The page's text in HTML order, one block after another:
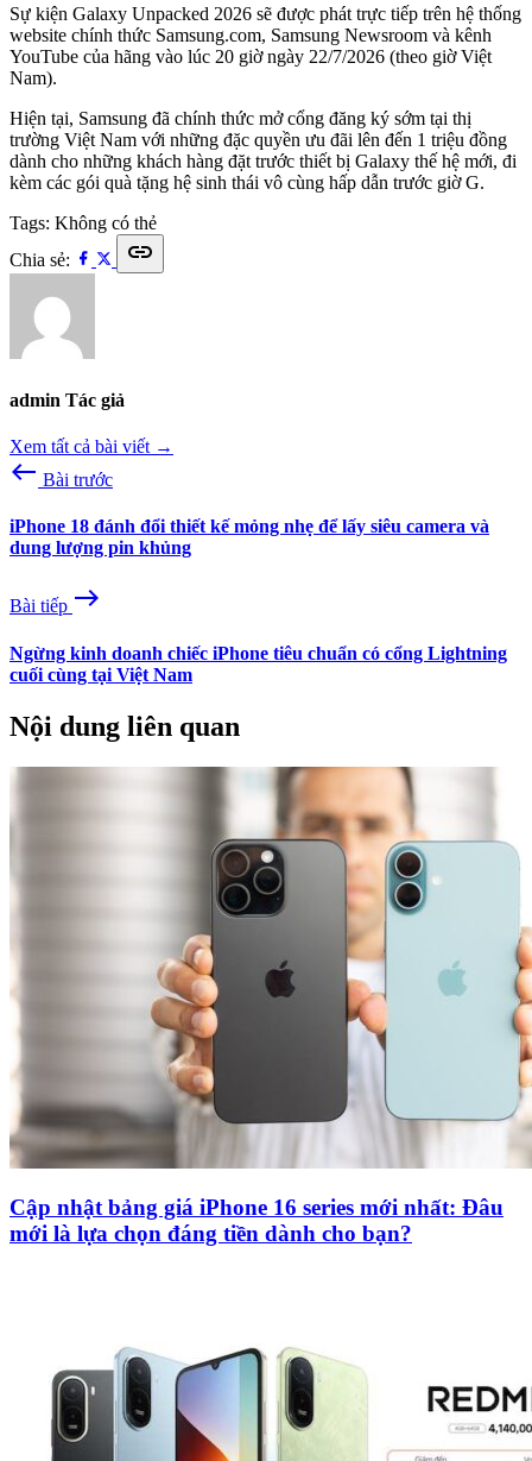
Sự kiện Galaxy Unpacked 2026 sẽ được phát trực tiếp trên hệ thống
website chính thức Samsung.com, Samsung Newsroom và kênh
YouTube của hãng vào lúc 20 giờ ngày 22/7/2026 (theo giờ Việt
Nam).
Hiện tại, Samsung đã chính thức mở cổng đăng ký sớm tại thị
trường Việt Nam với những đặc quyền ưu đãi lên đến 1 triệu đồng
dành cho những khách hàng đặt trước thiết bị Galaxy thế hệ mới, đi
kèm các gói quà tặng hệ sinh thái vô cùng hấp dẫn trước giờ G.
Tags: Không có thẻ
Chia sẻ:
link
admin Tác giả
Xem tất cả bài viết →
west Bài trước
iPhone 18 đánh đổi thiết kế mỏng nhẹ để lấy siêu camera và
dung lượng pin khủng
Bài tiếp east
Ngừng kinh doanh chiếc iPhone tiêu chuẩn có cổng Lightning
cuối cùng tại Việt Nam
Nội dung liên quan
Cập nhật bảng giá iPhone 16 series mới nhất: Đâu
mới là lựa chọn đáng tiền dành cho bạn?